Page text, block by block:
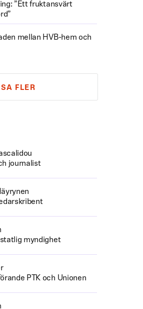
”Ett fruktansvärt
mellan HVB-hem och
FLER
journalist
myndighet
PTK och Unionen